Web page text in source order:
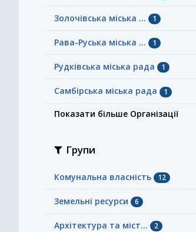
Золочівська міська ... 1
Рава-Руська міська ... 1
Рудківська міська рада 1
Самбірська міська рада 1
Показати більше Організації
Групи
Комунальна власність 12
Земельні ресурси 6
Архітектура та міст... 2